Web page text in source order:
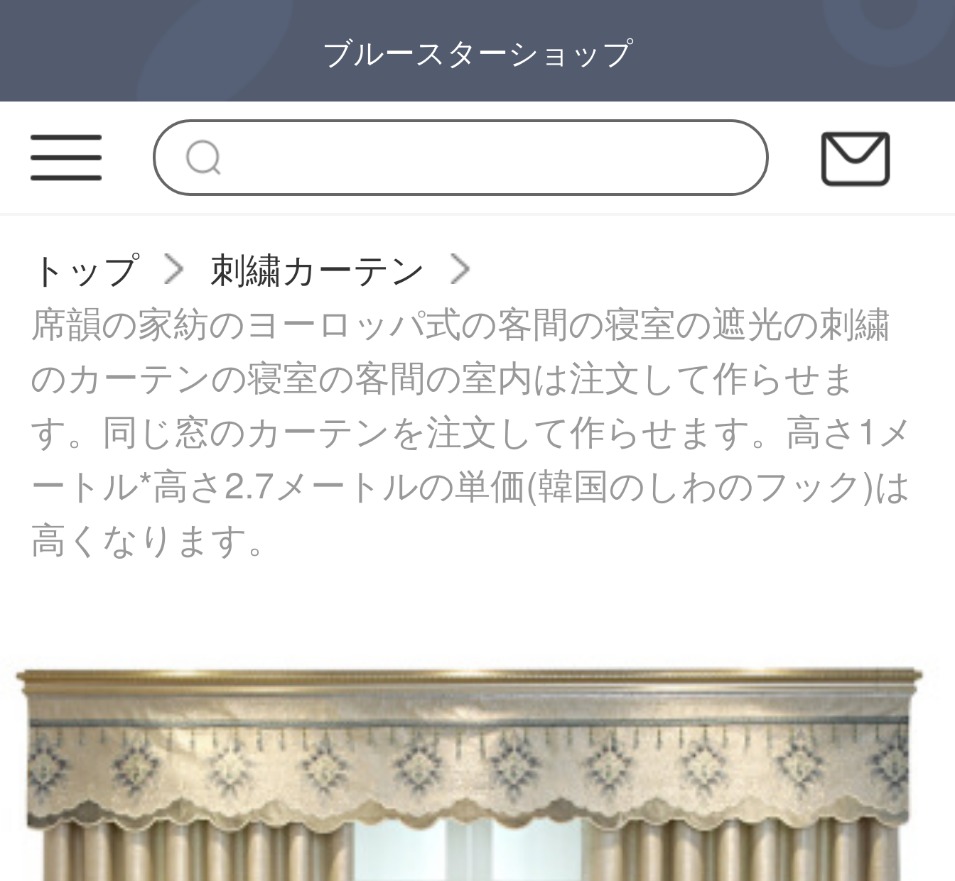
ブルースターショップ
トップ
刺繍カーテン
席韻の家紡のヨーロッパ式の客間の寝室の遮光の刺繍
のカーテンの寝室の客間の室内は注文して作らせま
す。同じ窓のカーテンを注文して作らせます。高さ1メ
ートル*高さ2.7メートルの単価(韓国のしわのフック)は
高くなります。